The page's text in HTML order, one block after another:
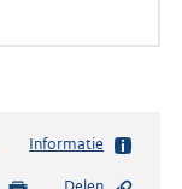
Informatie